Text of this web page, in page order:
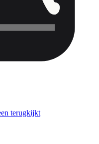
terugkijkt